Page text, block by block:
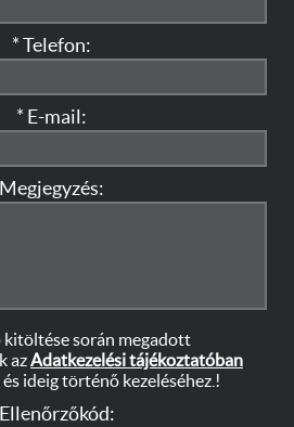
* Telefon:
* E-mail:
Megjegyzés:
kitöltése során megadott
azAdatkezelési tájékoztatóban
ideig történő kezeléséhez.!